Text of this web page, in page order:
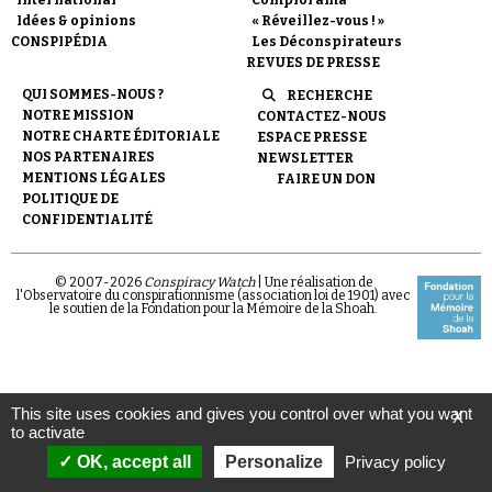
Faire un don
Idées & opinions
CONSPIPÉDIA
« Réveillez-vous ! »
Les Déconspirateurs
REVUES DE PRESSE
QUI SOMMES-NOUS ?
NOTRE MISSION
NOTRE CHARTE ÉDITORIALE
NOS PARTENAIRES
MENTIONS LÉGALES
POLITIQUE DE
CONFIDENTIALITÉ
RECHERCHE
CONTACTEZ-NOUS
ESPACE PRESSE
NEWSLETTER
FAIRE UN DON
© 2007-2026 Conspiracy Watch| Une réalisation de
l'Observatoire du conspirationnisme (association loi de 1901) avec
le soutien de la Fondation pour la Mémoire de la Shoah.
X
This site uses cookies and gives you control over what you want
to activate
OK, accept all
Personalize Privacy policy